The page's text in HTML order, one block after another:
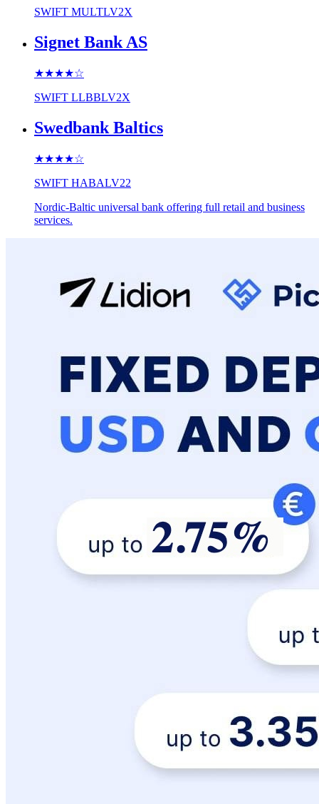
SWIFT MULTLV2X
Signet Bank AS
★★★★☆
SWIFT LLBBLV2X
Swedbank Baltics
★★★★☆
SWIFT HABALV22
Nordic-Baltic universal bank offering full retail and business
services.